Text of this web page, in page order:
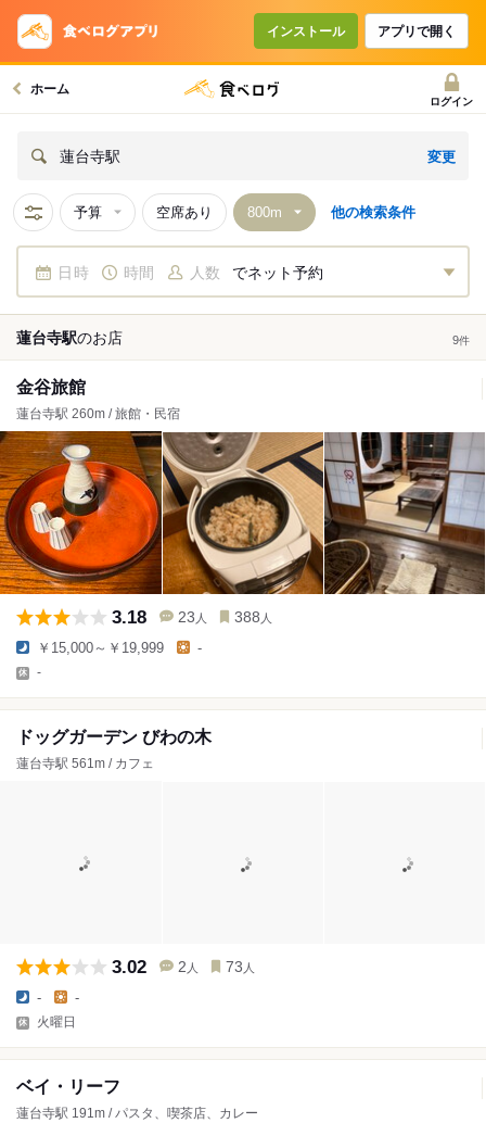
インストール アプリで開く
ホーム
ログイン
蓮台寺駅 変更
予算 空席あり 他の検索条件
日時 時間 人数 でネット予約
蓮台寺駅のお店 9件
金谷旅館
蓮台寺駅 260m / 旅館・民宿
3.18 23 人 388 人
￥15,000～￥19,999 -
-
ドッグガーデン びわの木
蓮台寺駅 561m / カフェ
3.02 2 人 73 人
- -
火曜日
ベイ・リーフ
蓮台寺駅 191m / パスタ、喫茶店、カレー